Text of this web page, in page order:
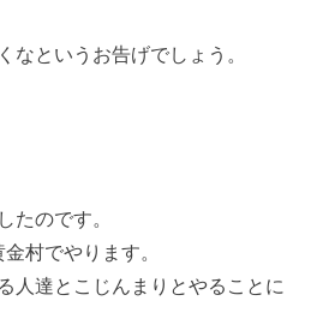
なというお告げでしょう。
たのです。
村でやります。
人達とこじんまりとやることに